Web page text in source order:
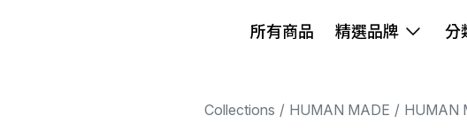
所有商品 精選品牌 分
Collections HUMAN MADE HUMAN